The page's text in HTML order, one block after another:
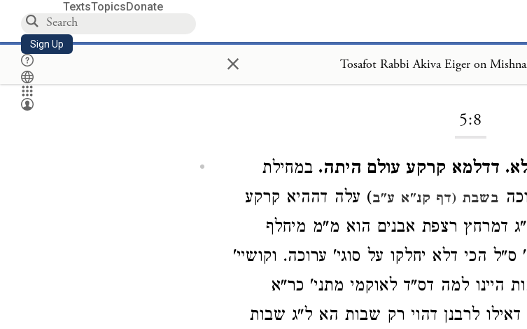
TextsTopicsDonate
Sign Up × Tosafot Rabbi Akiva Eiger on
5:8
דדלמא קרקע עולם היתה. במחילת
בשבת (דף קנ"א ע"ב) עלה דההיא קרקע
דמרחץ רצפת אבנים הוא מ"מ מיחלף
הכי דלא יחלקו על סוגי' ערוכה. וקושיי'
היינו למה דס"ד לאוקמי מתני' כר"א
לרבנן דהוי רק שבות הא ל"ג שבות